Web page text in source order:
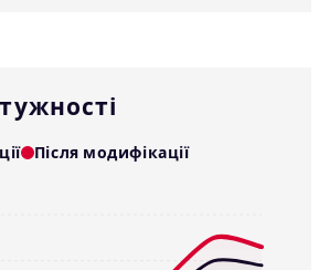
Після модифікації